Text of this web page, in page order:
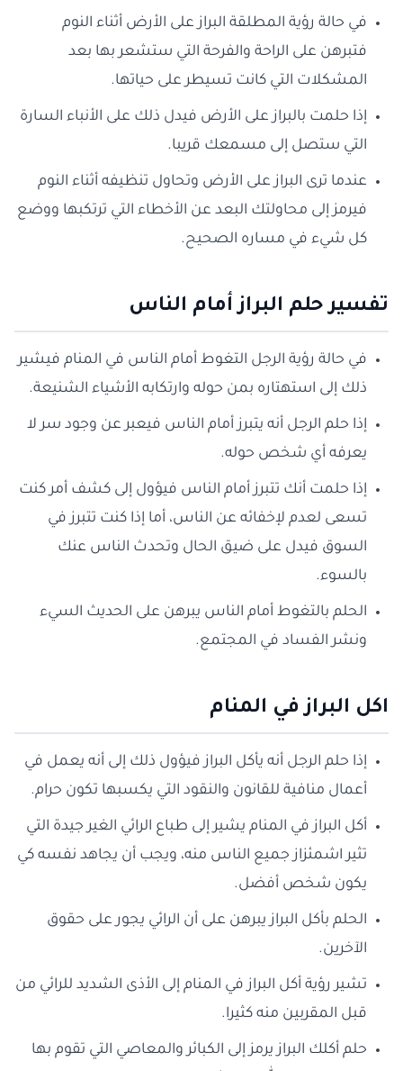
في حالة رؤية المطلقة البراز على الأرض أثناء النوم
فتبرهن على الراحة والفرحة التي ستشعر بها بعد
المشكلات التي كانت تسيطر على حياتها.
إذا حلمت بالبراز على الأرض فيدل ذلك على الأنباء السارة
التي ستصل إلى مسمعك قريبا.
عندما ترى البراز على الأرض وتحاول تنظيفه أثناء النوم
فيرمز إلى محاولتك البعد عن الأخطاء التي ترتكبها ووضع
كل شيء في مساره الصحيح.
تفسير حلم البراز أمام الناس
في حالة رؤية الرجل التغوط أمام الناس في المنام فيشير
ذلك إلى استهتاره بمن حوله وارتكابه الأشياء الشنيعة.
إذا حلم الرجل أنه يتبرز أمام الناس فيعبر عن وجود سر لا
يعرفه أي شخص حوله.
إذا حلمت أنك تتبرز أمام الناس فيؤول إلى كشف أمر كنت
تسعى لعدم لإخفائه عن الناس، أما إذا كنت تتبرز في
السوق فيدل على ضيق الحال وتحدث الناس عنك
بالسوء.
الحلم بالتغوط أمام الناس يبرهن على الحديث السيء
ونشر الفساد في المجتمع.
اكل البراز في المنام
إذا حلم الرجل أنه يأكل البراز فيؤول ذلك إلى أنه يعمل في
أعمال منافية للقانون والنقود التي يكسبها تكون حرام.
أكل البراز في المنام يشير إلى طباع الرائي الغير جيدة التي
تثير اشمئزاز جميع الناس منه، ويجب أن يجاهد نفسه كي
يكون شخص أفضل.
الحلم بأكل البراز يبرهن على أن الرائي يجور على حقوق
الآخرين.
تشير رؤية أكل البراز في المنام إلى الأذى الشديد للرائي من
قبل المقربين منه كثيرا.
حلم أكلك البراز يرمز إلى الكبائر والمعاصي التي تقوم بها